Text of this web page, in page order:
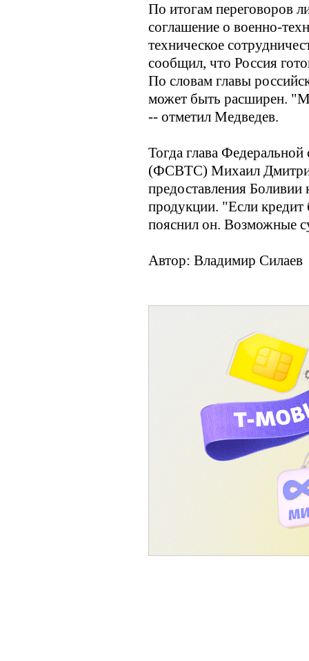
По итогам переговоров
соглашение о военно-
техническое
сообщил, что Россия
По словам главы
может быть расширен.
-- отметил Медведев.
Тогда глава
(ФСВТС) Михаил
предоставления Боливии
продукции. "Если кредит
пояснил он. Возможные
Автор: Владимир Силаев